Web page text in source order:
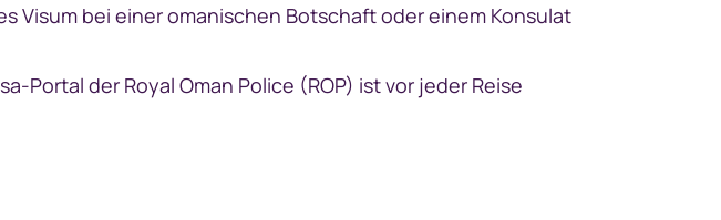
Visum bei einer omanischen Botschaft oder einem Konsulat
Portal der Royal Oman Police (ROP) ist vor jeder Reise